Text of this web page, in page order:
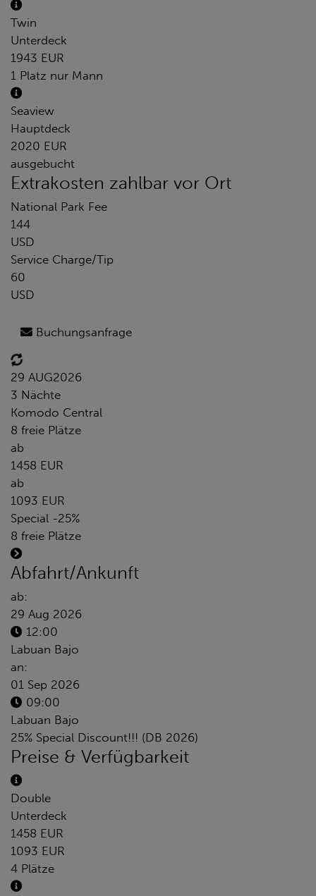
Twin
Unterdeck
1943 EUR
1 Platz nur Mann
Seaview
Hauptdeck
2020 EUR
ausgebucht
Extrakosten zahlbar vor Ort
National Park Fee
144
USD
Service Charge/Tip
60
USD
Buchungsanfrage
29 AUG2026
3 Nächte
Komodo Central
8 freie Plätze
ab
1458 EUR
ab
1093 EUR
Special -25%
8 freie Plätze
Abfahrt/Ankunft
ab:
29 Aug 2026
12:00
Labuan Bajo
an:
01 Sep 2026
09:00
Labuan Bajo
25% Special Discount!!! (DB 2026)
Preise & Verfügbarkeit
Double
Unterdeck
1458 EUR
1093 EUR
4 Plätze